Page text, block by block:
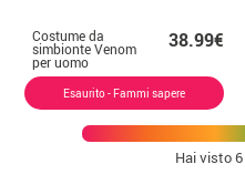
Costume da
simbionte Venom
per uomo
38.99€
Esaurito - Fammi sapere
Hai visto6